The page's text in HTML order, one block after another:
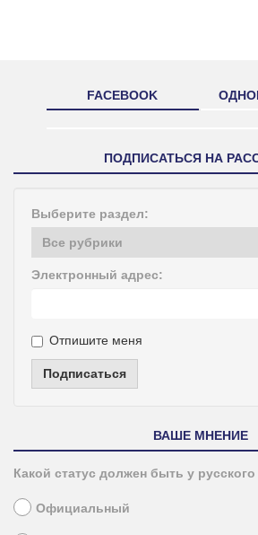
FACEBOOK
ПОДПИСАТЬСЯ НА
Выберите раздел:
Электронный адрес:
Отпишите меня
Подписаться
ВАШЕ МНЕНИЕ
Какой статус должен быть у
Официальный